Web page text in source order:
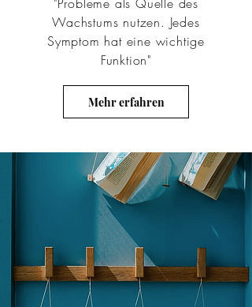
Wachstums nutzen. Jedes
Symptom hat eine wichtige
Funktion"
Mehr erfahren